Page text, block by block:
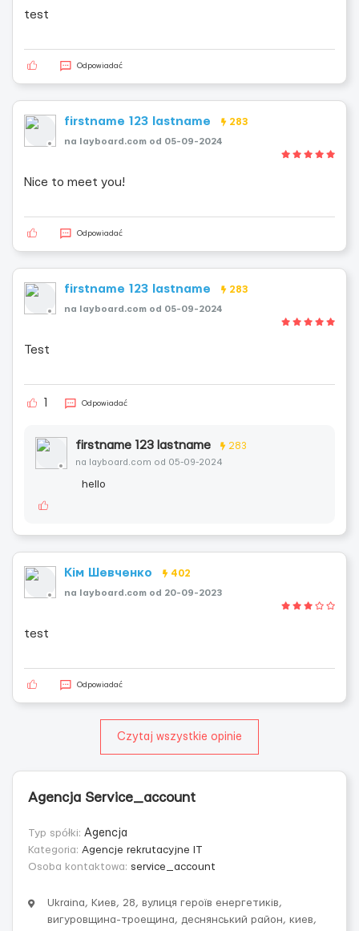
test
Odpowiadać
firstname 123 lastname 283
na layboard.com od 05-09-2024
Nice to meet you!
Odpowiadać
firstname 123 lastname 283
na layboard.com od 05-09-2024
Test
Odpowiadać
firstname 123 lastname 283
na layboard.com od 05-09-2024
hello
Кім Шевченко 402
na layboard.com od 20-09-2023
test
Odpowiadać
Czytaj wszystkie opinie
Agencja Service_account
Typ spółki: Agencja
Kategoria: Agencje rekrutacyjne IT
Osoba kontaktowa: service_account
Ukraina, Киев, 28, вулиця героїв енергетиків,
вигуровщина-троещина, деснянський район, киев,